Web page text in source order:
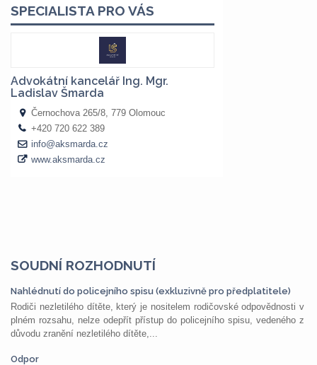
SOUDNÍ ROZHODNUTÍ
Nahlédnutí do policejního spisu (exkluzivně pro předplatitele)
Rodiči nezletilého dítěte, který je nositelem rodičovské odpovědnosti v
plném rozsahu, nelze odepřít přístup do policejního spisu, vedeného z
důvodu zranění nezletilého dítěte,...
Odpor